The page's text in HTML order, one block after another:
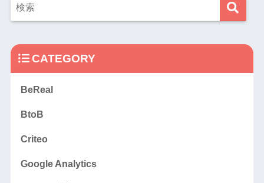
CATEGORY
BeReal
BtoB
Criteo
Google Analytics